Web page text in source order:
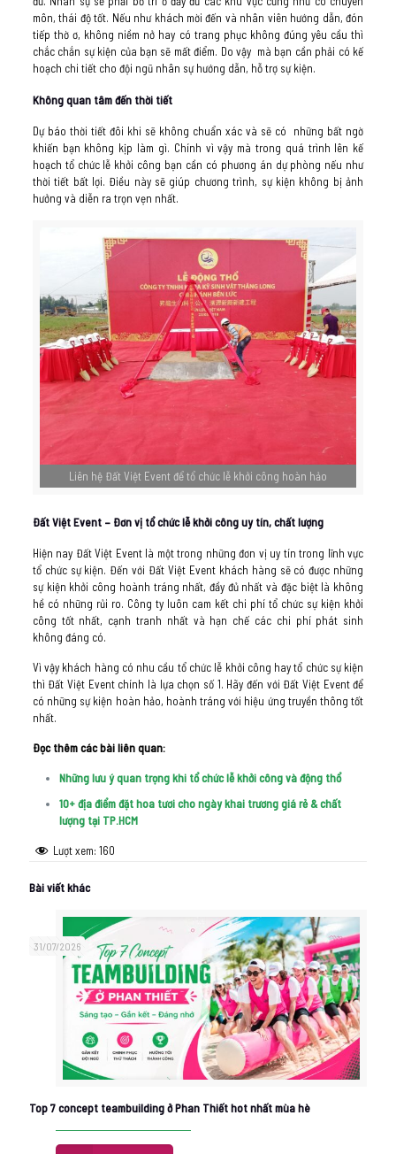
môn, thái độ tốt. Nếu như khách mời đến và nhân viên hướng dẫn, đón
tiếp thờ ơ, không niềm nở hay có trang phục không đúng yêu cầu thì
chắc chắn sự kiện của bạn sẽ mất điểm. Do vậy mà bạn cần phải có kế
hoạch chi tiết cho đội ngũ nhân sự hướng dẫn, hỗ trợ sự kiện.
Không quan tâm đến thời tiết
Dự báo thời tiết đôi khi sẽ không chuẩn xác và sẽ có những bất ngờ
khiến bạn không kịp làm gì. Chính vì vậy mà trong quá trình lên kế
hoạch tổ chức lễ khởi công bạn cần có phương án dự phòng nếu như
thời tiết bất lợi. Điều này sẽ giúp chương trình, sự kiện không bị ảnh
hưởng và diễn ra trọn vẹn nhất.
Liên hệ Đất Việt Event để tổ chức lễ khởi công hoàn hảo
Đất Việt Event– Đơn vị tổ chức lễ khởi công uy tín, chất lượng
Hiện nay Đất Việt Event là một trong những đơn vị uy tín trong lĩnh vực
tổ chức sự kiện. Đến với Đất Việt Event khách hàng sẽ có được những
sự kiện khởi công hoành tráng nhất, đầy đủ nhất và đặc biệt là không
hề có những rủi ro. Công ty luôn cam kết chi phí tổ chức sự kiện khởi
công tốt nhất, cạnh tranh nhất và hạn chế các chi phí phát sinh
không đáng có.
Vì vậy khách hàng có nhu cầu tổ chức lễ khởi công hay tổ chức sự kiện
thì Đất Việt Event chính là lựa chọn số 1. Hãy đến với Đất Việt Event để
có những sự kiện hoàn hảo, hoành tráng với hiệu ứng truyền thông tốt
nhất.
Đọc thêm các bài liên quan:
Những lưu ý quan trọng khi tổ chức lễ khởi công và động thổ
10+ địa điểm đặt hoa tươi cho ngày khai trương giá rẻ & chất
lượng tại TP.HCM
Lượt xem: 160
Bài viết khác
31/07/2026
Top 7 concept teambuilding ở Phan Thiết hot nhất mùa hè